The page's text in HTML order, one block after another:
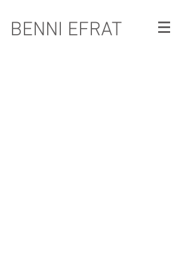
BENNI EFRAT